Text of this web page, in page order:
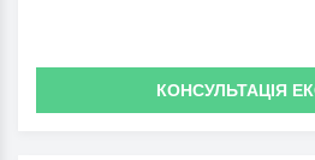
КОНСУЛЬТАЦІЯ